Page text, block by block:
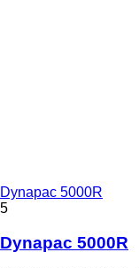
Dynapac 5000R
5
Dynapac 5000R